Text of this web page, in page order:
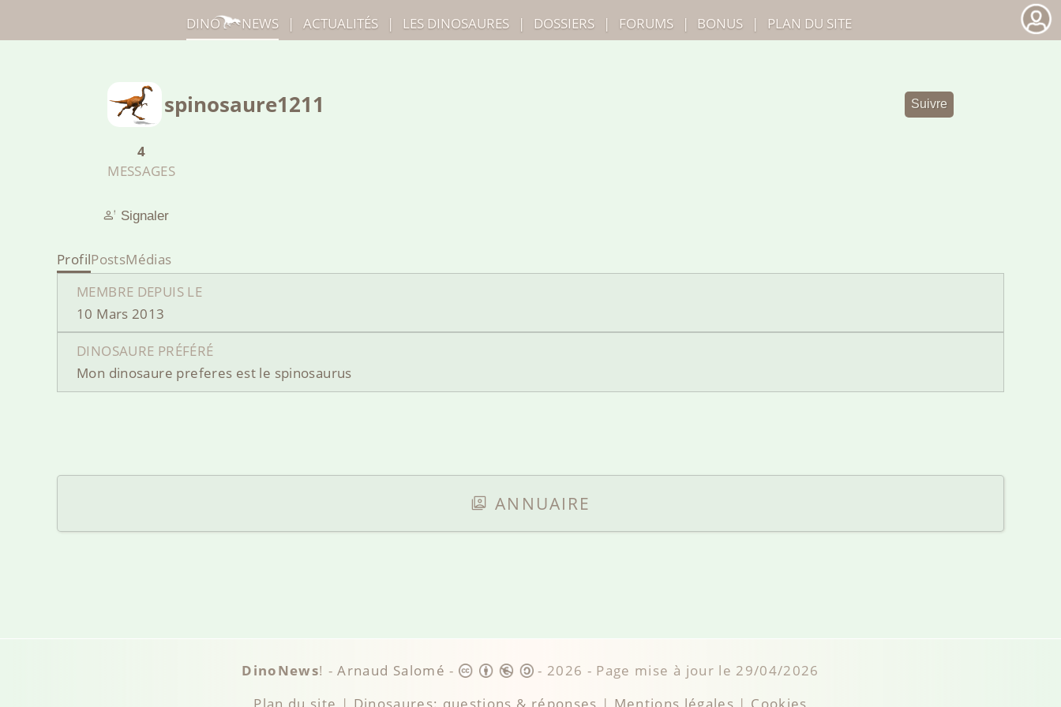
spinosaure1211 Suivre
4
MESSAGES
Signaler
ProfilPostsMédias
MEMBRE DEPUIS LE
10 Mars 2013
DINOSAURE PRÉFÉRÉ
Mon dinosaure preferes est le spinosaurus
ANNUAIRE
DINO NEWS | ACTUALITÉS | LES DINOSAURES | DOSSIERS | FORUMS | BONUS | PLAN DU SITE
DinoNews! -Arnaud Salomé - - 2026 - Page mise à jour le 29/04/2026